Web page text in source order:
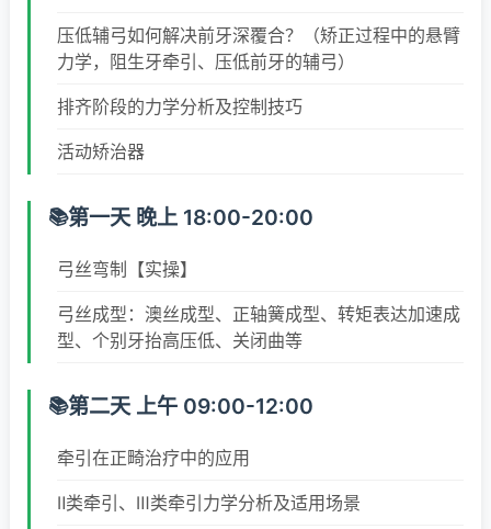
压低辅弓如何解决前牙深覆合？（矫正过程中的悬臂
力学，阻生牙牵引、压低前牙的辅弓）
排齐阶段的力学分析及控制技巧
活动矫治器
第一天 晚上 18:00-20:00
弓丝弯制【实操】
弓丝成型：澳丝成型、正轴簧成型、转矩表达加速成
型、个别牙抬高压低、关闭曲等
第二天 上午 09:00-12:00
牵引在正畸治疗中的应用
Ⅱ类牵引、Ⅲ类牵引力学分析及适用场景